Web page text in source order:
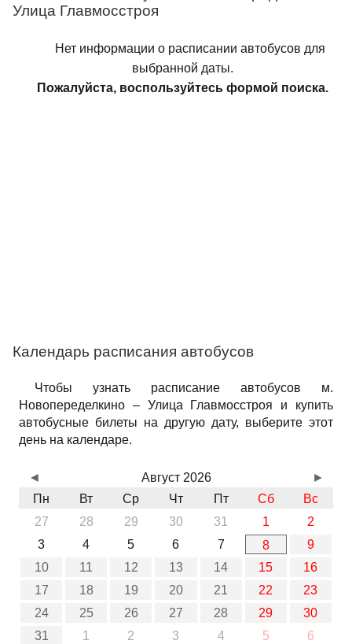
Улица Главмосстроя
Нет информации о расписании автобусов для
выбранной даты.
Пожалуйста, воспользуйтесь формой поиска.
Календарь расписания автобусов
Чтобы узнать расписание автобусов м.
Новопеределкино – Улица Главмосстроя и купить
автобусные билеты на другую дату, выберите этот
день на календаре.
Август 2026
Пн
Вт Ср Чт Пт Сб
Вс
27
28 29 30 31 1
2
3
4 5 6 7 8
9
10
11 12 13 14 15
16
17
18 19 20 21 22
23
24
25 26 27 28 29
30
31
1 2 3 4 5 6
◄ ►